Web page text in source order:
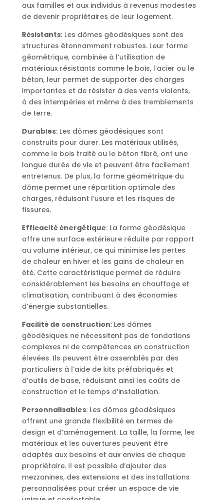
aux familles et aux individus à revenus modestes
de devenir propriétaires de leur logement.
Résistants: Les dômes géodésiques sont des
structures étonnamment robustes. Leur forme
géométrique, combinée à l’utilisation de
matériaux résistants comme le bois, l’acier ou le
béton, leur permet de supporter des charges
importantes et de résister à des vents violents,
à des intempéries et même à des tremblements
de terre.
Durables: Les dômes géodésiques sont
construits pour durer. Les matériaux utilisés,
comme le bois traité ou le béton fibré, ont une
longue durée de vie et peuvent être facilement
entretenus. De plus, la forme géométrique du
dôme permet une répartition optimale des
charges, réduisant l’usure et les risques de
fissures.
Efficacité énergétique: La forme géodésique
offre une surface extérieure réduite par rapport
au volume intérieur, ce qui minimise les pertes
de chaleur en hiver et les gains de chaleur en
été. Cette caractéristique permet de réduire
considérablement les besoins en chauffage et
climatisation, contribuant à des économies
d’énergie substantielles.
Facilité de construction: Les dômes
géodésiques ne nécessitent pas de fondations
complexes ni de compétences en construction
élevées. Ils peuvent être assemblés par des
particuliers à l’aide de kits préfabriqués et
d’outils de base, réduisant ainsi les coûts de
construction et le temps d’installation.
Personnalisables: Les dômes géodésiques
offrent une grande flexibilité en termes de
design et d’aménagement. La taille, la forme, les
matériaux et les ouvertures peuvent être
adaptés aux besoins et aux envies de chaque
propriétaire. Il est possible d’ajouter des
mezzanines, des extensions et des installations
personnalisées pour créer un espace de vie